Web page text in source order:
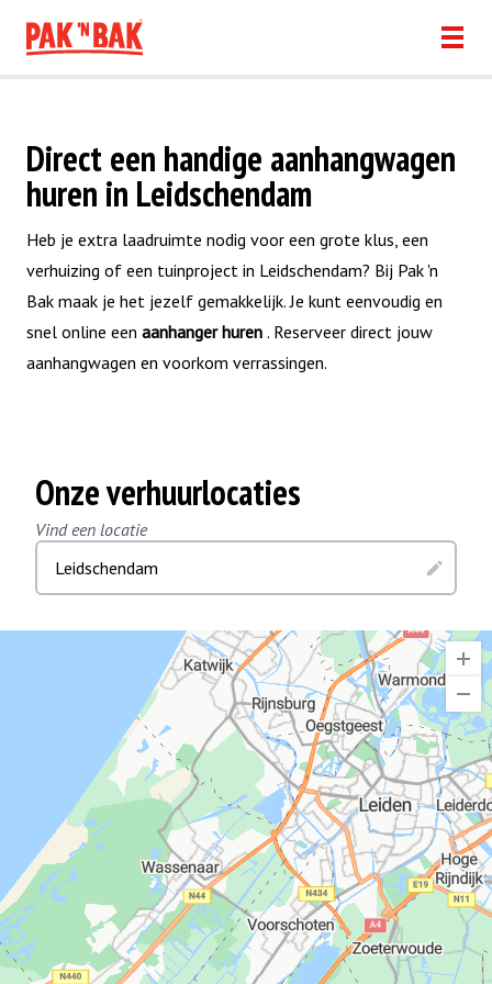
Direct een handige aanhangwagen
huren in Leidschendam
Heb je extra laadruimte nodig voor een grote klus, een
verhuizing of een tuinproject in Leidschendam? Bij Pak 'n
Bak maak je het jezelf gemakkelijk. Je kunt eenvoudig en
snel online een aanhanger huren . Reserveer direct jouw
aanhangwagen en voorkom verrassingen.
Onze verhuurlocaties
Vind een locatie
Leidschendam